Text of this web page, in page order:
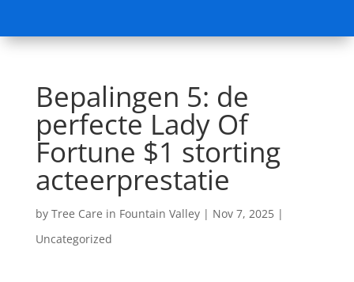
Bepalingen 5: de
perfecte Lady Of
Fortune $1 storting
acteerprestatie
by Tree Care in Fountain Valley| Nov 7, 2025|
Uncategorized